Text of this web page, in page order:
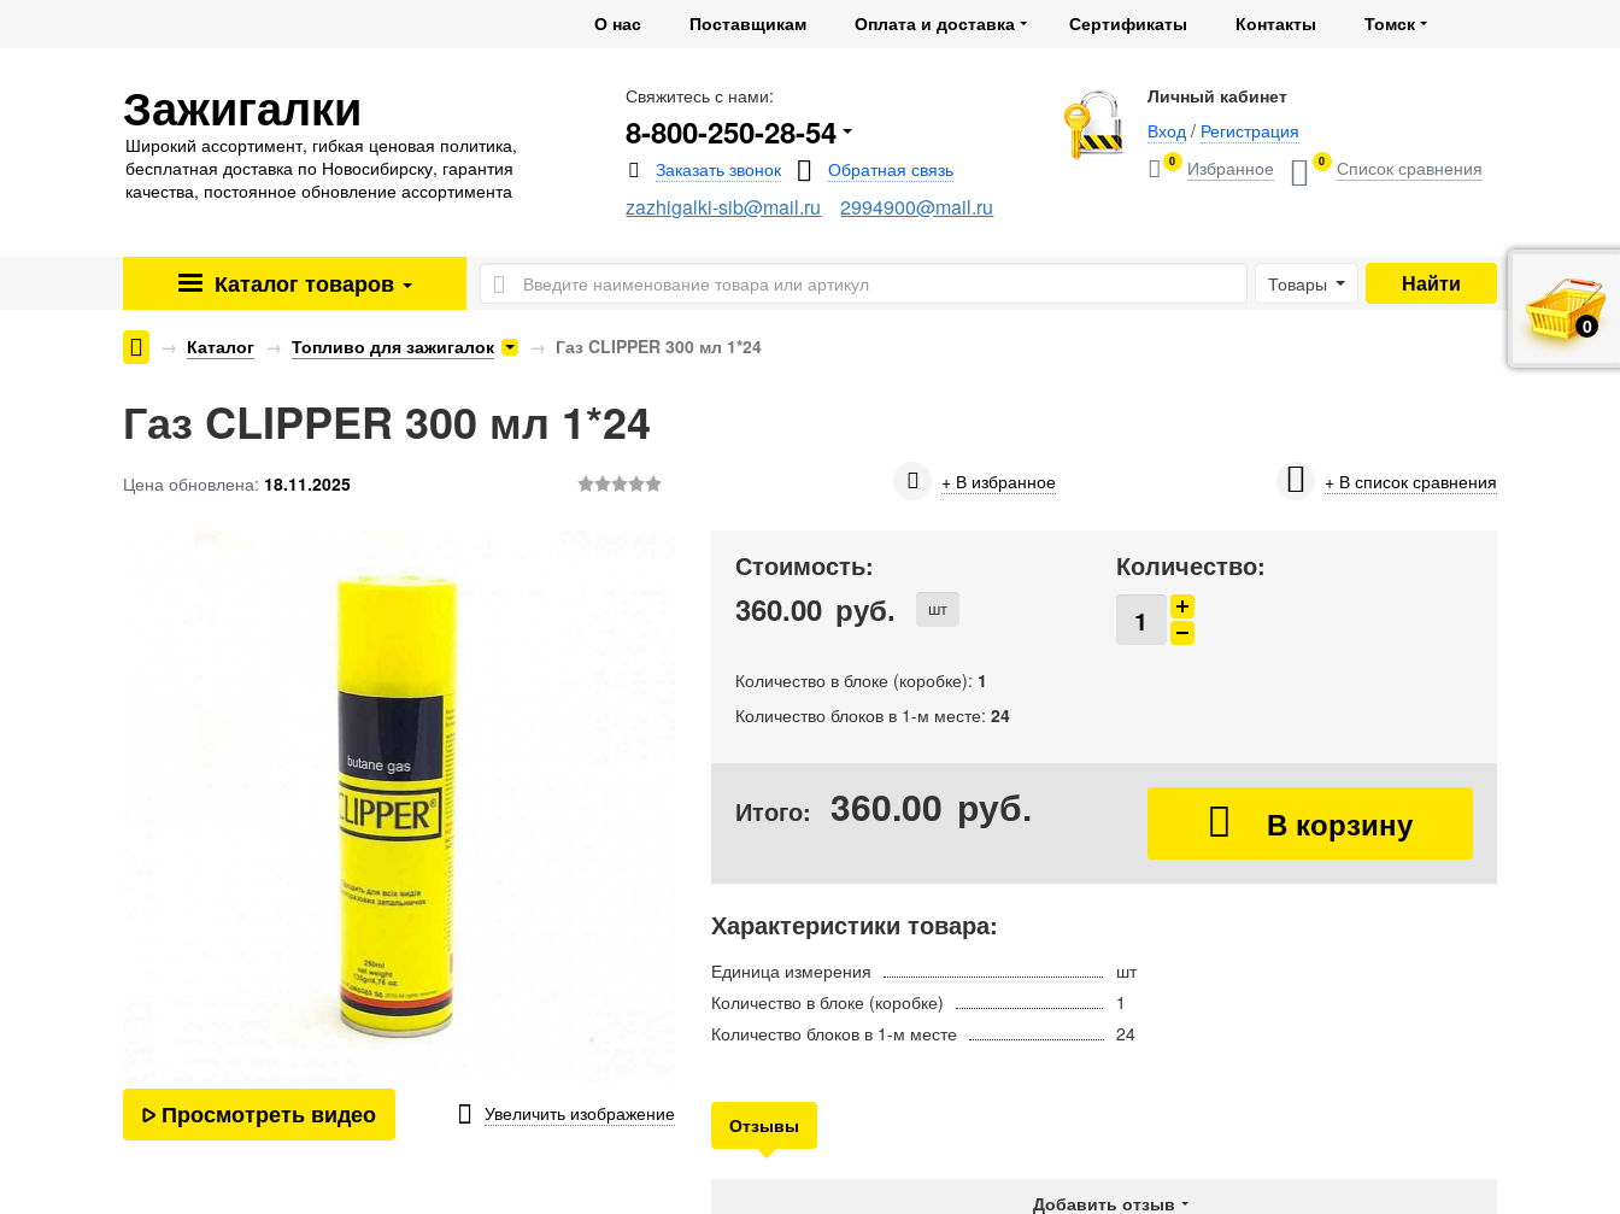
О нас Поставщикам Оплата и доставка Сертификаты Контакты Томск
Зажигалки
Широкий ассортимент, гибкая ценовая политика,
бесплатная доставка по Новосибирску, гарантия
качества, постоянное обновление ассортимента
Свяжитесь с нами:
8-800-250-28-54
zazhigalki-sib@mail.ru 2994900@mail.ru
Личный кабинет
Вход / Регистрация
0 0
Каталог товаров Товары
Каталог Топливо для зажигалок Газ CLIPPER 300 мл 1*24
Газ CLIPPER 300 мл 1*24
Цена обновлена: 18.11.2025
Просмотреть видео Увеличить изображение
Стоимость:
360.00 руб. шт
Количество:
Количество в блоке (коробке): 1
Количество блоков в 1-м месте: 24
Итого: 360.00 руб.
Характеристики товара:
Единица измерения
шт
Количество в блоке (коробке)
1
Количество блоков в 1-м месте
24
Отзывы
Добавить отзыв
0
руб.